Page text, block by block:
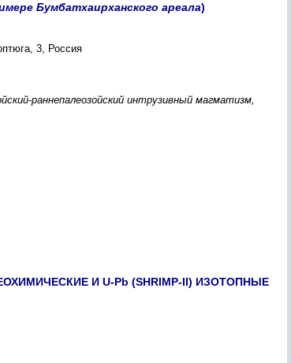
Бумбатхаирханского ареала)
3, Россия
раннепалеозойский интрузивный магматизм,
И U-Pb (SHRIMP-II) ИЗОТОПНЫЕ